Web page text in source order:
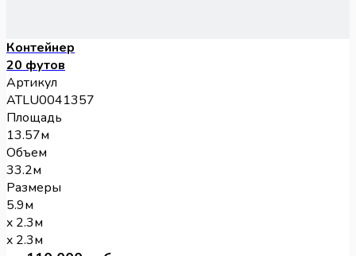
Контейнер
20 футов
Артикул
ATLU0041357
Площадь
13.57м
Объем
33.2м
Размеры
5.9м
x 2.3м
x 2.3м